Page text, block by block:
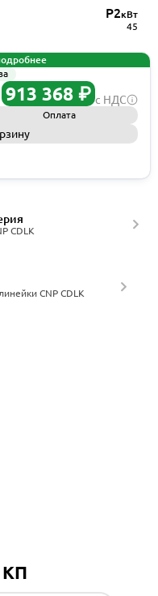
P2кВт
45
913 368 ₽ с НДС
Оплата
CDLK
CNP CDLK